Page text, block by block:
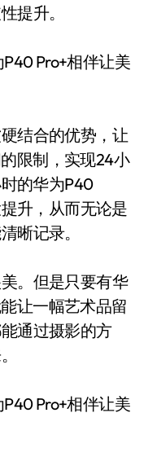
提升。
Pro+相伴让美
结合的优势，让
限制，实现24小
的华为P40
升，从而无论是
晰记录。
。但是只要有华
让一幅艺术品留
通过摄影的方
Pro+相伴让美